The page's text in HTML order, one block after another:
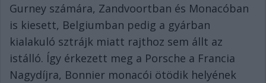
Gurney számára, Zandvoortban és Monacóban
is kiesett, Belgiumban pedig a gyárban
kialakuló sztrájk miatt rajthoz sem állt az
istálló. Így érkezett meg a Porsche a Francia
Nagydíjra, Bonnier monacói ötödik helyének